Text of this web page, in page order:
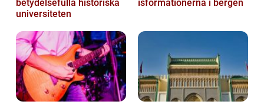
betydelsefulla historiska
universiteten
isformationerna i bergen